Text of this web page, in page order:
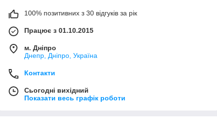
100% позитивних з 30 відгуків за рік
Працює з 01.10.2015
м. Дніпро
Днепр, Дніпро, Україна
Контакти
Сьогодні вихідний
Показати весь графік роботи